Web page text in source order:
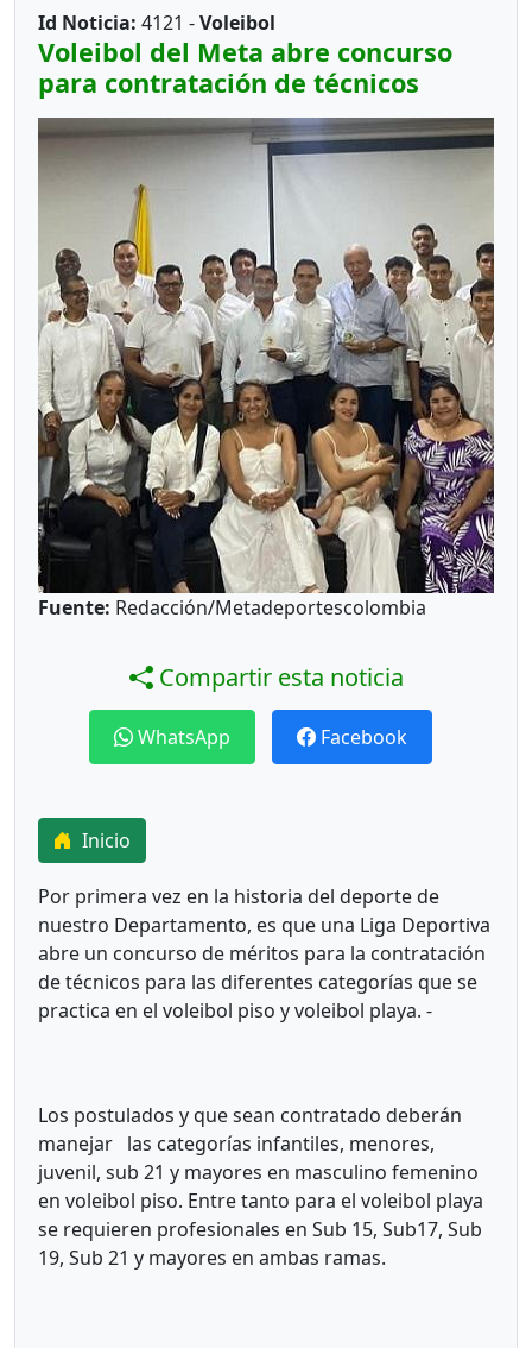
Id Noticia: 4121 -Voleibol
Voleibol del Meta abre concurso
para contratación de técnicos
Fuente: Redacción/Metadeportescolombia
Compartir esta noticia
WhatsApp Facebook
Inicio
Por primera vez en la historia del deporte de
nuestro Departamento, es que una Liga Deportiva
abre un concurso de méritos para la contratación
de técnicos para las diferentes categorías que se
practica en el voleibol piso y voleibol playa. -
Los postulados y que sean contratado deberán
manejar las categorías infantiles, menores,
juvenil, sub 21 y mayores en masculino femenino
en voleibol piso. Entre tanto para el voleibol playa
se requieren profesionales en Sub 15, Sub17, Sub
19, Sub 21 y mayores en ambas ramas.